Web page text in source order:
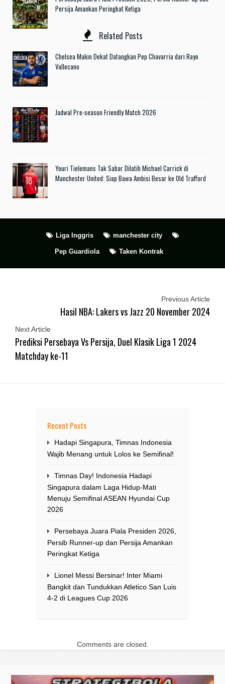
Persija Amankan Peringkat Ketiga
Related Posts
Chelsea Makin Dekat Datangkan Pep Chavarria dari Rayo
Vallecano
Jadwal Pre-season Friendly Match 2026
Youri Tielemans Tak Sabar Dilatih Michael Carrick di
Manchester United: Siap Bawa Ambisi Besar ke Old Trafford
Liga Inggris manchester city
Pep Guardiola Taken Kontrak
Previous Article
Hasil NBA: Lakers vs Jazz 20 November 2024
Next Article
Prediksi Persebaya Vs Persija, Duel Klasik Liga 1 2024
Matchday ke-11
Recent Posts
Hadapi Singapura, Timnas Indonesia
Wajib Menang untuk Lolos ke Semifinal!
Timnas Day! Indonesia Hadapi
Singapura dalam Laga Hidup-Mati
Menuju Semifinal ASEAN Hyundai Cup
2026
Persebaya Juara Piala Presiden 2026,
Persib Runner-up dan Persija Amankan
Peringkat Ketiga
Lionel Messi Bersinar! Inter Miami
Bangkit dan Tundukkan Atletico San Luis
4-2 di Leagues Cup 2026
Comments are closed.